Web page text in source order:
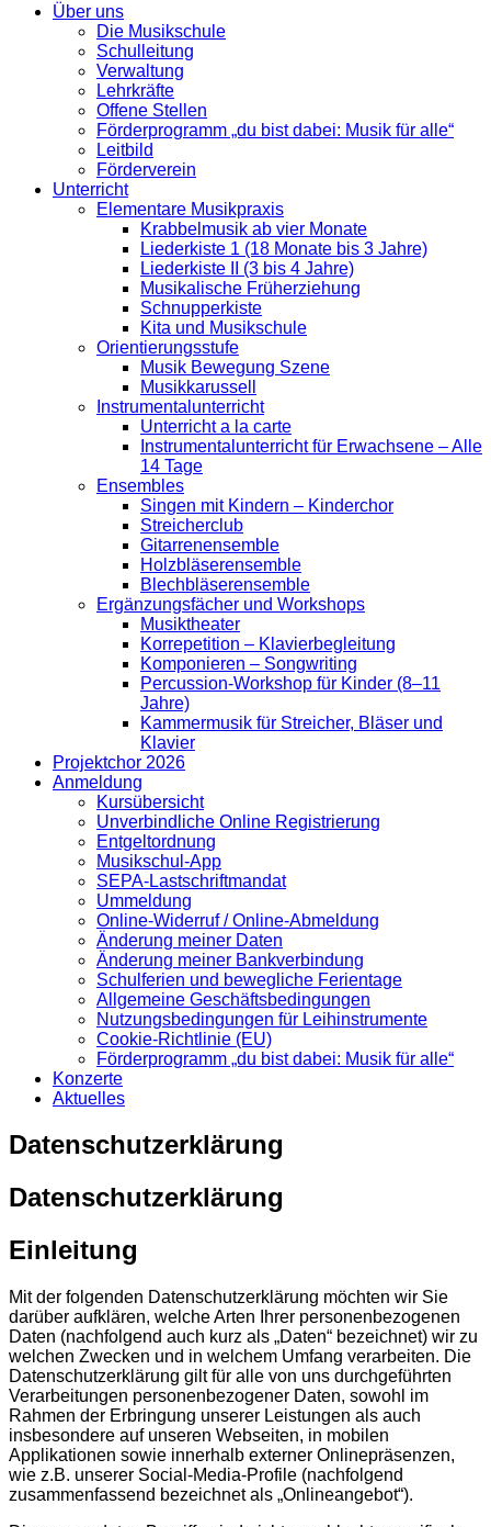
Über uns
Die Musikschule
Schulleitung
Verwaltung
Lehrkräfte
Offene Stellen
Förderprogramm „du bist dabei: Musik für alle“
Leitbild
Förderverein
Unterricht
Elementare Musikpraxis
Krabbelmusik ab vier Monate
Liederkiste 1 (18 Monate bis 3 Jahre)
Liederkiste II (3 bis 4 Jahre)
Musikalische Früherziehung
Schnupperkiste
Kita und Musikschule
Orientierungsstufe
Musik Bewegung Szene
Musikkarussell
Instrumentalunterricht
Unterricht a la carte
Instrumentalunterricht für Erwachsene – Alle
14 Tage
Ensembles
Singen mit Kindern – Kinderchor
Streicherclub
Gitarrenensemble
Holzbläserensemble
Blechbläserensemble
Ergänzungsfächer und Workshops
Musiktheater
Korrepetition – Klavierbegleitung
Komponieren – Songwriting
Percussion-Workshop für Kinder (8–11
Jahre)
Kammermusik für Streicher, Bläser und
Klavier
Projektchor 2026
Anmeldung
Kursübersicht
Unverbindliche Online Registrierung
Entgeltordnung
Musikschul-App
SEPA-Lastschriftmandat
Ummeldung
Online-Widerruf / Online-Abmeldung
Änderung meiner Daten
Änderung meiner Bankverbindung
Schulferien und bewegliche Ferientage
Allgemeine Geschäftsbedingungen
Nutzungsbedingungen für Leihinstrumente
Cookie-Richtlinie (EU)
Förderprogramm „du bist dabei: Musik für alle“
Konzerte
Aktuelles
Datenschutzerklärung
Datenschutzerklärung
Einleitung
Mit der folgenden Datenschutzerklärung möchten wir Sie
darüber aufklären, welche Arten Ihrer personenbezogenen
Daten (nachfolgend auch kurz als „Daten“ bezeichnet) wir zu
welchen Zwecken und in welchem Umfang verarbeiten. Die
Datenschutzerklärung gilt für alle von uns durchgeführten
Verarbeitungen personenbezogener Daten, sowohl im
Rahmen der Erbringung unserer Leistungen als auch
insbesondere auf unseren Webseiten, in mobilen
Applikationen sowie innerhalb externer Onlinepräsenzen,
wie z.B. unserer Social-Media-Profile (nachfolgend
zusammenfassend bezeichnet als „Onlineangebot“).